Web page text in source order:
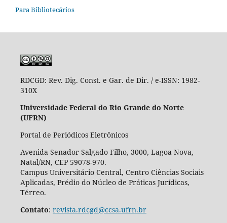
Para Bibliotecários
RDCGD: Rev. Dig. Const. e Gar. de Dir. / e-ISSN: 1982-
310X
Universidade Federal do Rio Grande do Norte
(UFRN)
Portal de Periódicos Eletrônicos
Avenida Senador Salgado Filho, 3000, Lagoa Nova,
Natal/RN, CEP 59078-970.
Campus Universitário Central, Centro Ciências Sociais
Aplicadas, Prédio do Núcleo de Práticas Jurídicas,
Térreo.
Contato: revista.rdcgd@ccsa.ufrn.br